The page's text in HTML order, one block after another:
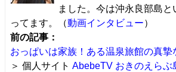
ました。今は沖永良部島と
ってます。（動画インタビュー）
前の記事：
おっぱいは家族！ある温泉旅館の真摯
＞ 個人サイト AbebeTV おきのえらぶ